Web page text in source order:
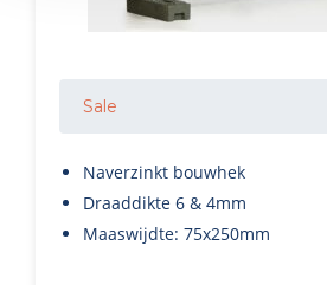
Sale
Naverzinkt bouwhek
Draaddikte 6 & 4mm
Maaswijdte: 75x250mm